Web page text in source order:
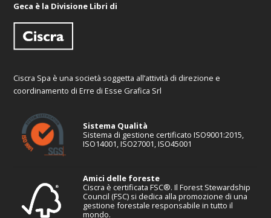
Geca è la Divisione Libri di
Ciscra Spa è una società soggetta all’attività di direzione e
coordinamento di Erre di Esse Grafica Srl
Sistema Qualità
Sistema di gestione certificato ISO9001:2015,
ISO14001, ISO27001, ISO45001
Amici delle foreste
Ciscra è certificata FSC®. Il Forest Stewardship
Council (FSC) si dedica alla promozione di una
gestione forestale responsabile in tutto il
mondo.